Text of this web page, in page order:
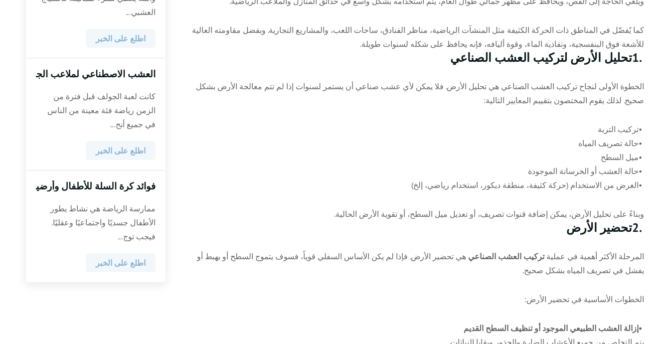
كما يُفضّل في المناطق ذات الحركة الكثيفة مثل المنشآت الرياضية، مناظر الفنادق، ساحات اللعب، والمشاريع التجارية. وبفضل مقاومته العالية
للأشعة فوق البنفسجية، ونفاذية الماء، وقوة أليافه، فإنه يحافظ على شكله لسنوات طويلة.
1.تحليل الأرض لتركيب العشب الصناعي
الخطوة الأولى لنجاح تركيب العشب الصناعي هي تحليل الأرض. فلا يمكن لأي عشب صناعي أن يستمر لسنوات إذا لم تتم معالجة الأرض بشكل
صحيح. لذلك يقوم المختصون بتقييم المعايير التالية:
•تركيب التربة
•حالة تصريف المياه
•ميل السطح
•حالة العشب أو الخرسانة الموجودة
•الغرض من الاستخدام (حركة كثيفة، منطقة ديكور، استخدام رياضي، إلخ)
وبناءً على تحليل الأرض، يمكن إضافة قنوات تصريف، أو تعديل ميل السطح، أو تقوية الأرض الحالية.
2.تحضير الأرض
المرحلة الأكثر أهمية في عمليةتركيب العشب الصناعي هي تحضير الأرض. فإذا لم يكن الأساس السفلي قوياً، فسوف يتموج السطح أو يهبط أو
يفشل في تصريف المياه بشكل صحيح.
الخطوات الأساسية في تحضير الأرض:
•إزالة العشب الطبيعي الموجود أو تنظيف السطح القديم
يتم التخلص من جميع الأعشاب الضارة والجذور وبقايا النباتات.
العشبي...
اطلع على الخبر
العشب الاصطناعي لملاعب الجولف
كانت لعبة الجولف قبل فترة من
الزمن رياضة فئة معينة من الناس
في جميع أنح...
اطلع على الخبر
فوائد كرة السلة للأطفال وأرضيات
ممارسة الرياضة هي نشاط يطور
الأطفال جسديًا واجتماعيًا وعقليًا.
فيجب توج...
اطلع على الخبر